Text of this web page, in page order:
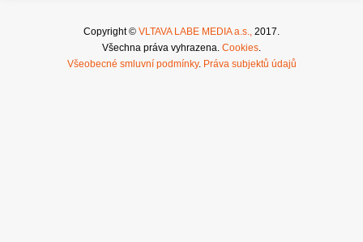
Copyright © VLTAVA LABE MEDIA a.s., 2017.
Všechna práva vyhrazena. Cookies.
Všeobecné smluvní podmínky. Práva subjektů údajů